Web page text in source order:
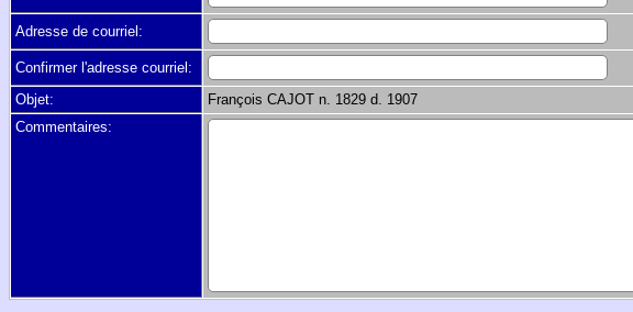
Adresse de courriel:
Confirmer l'adresse courriel:
Objet:
François CAJOT n. 1829 d. 1907
Commentaires: